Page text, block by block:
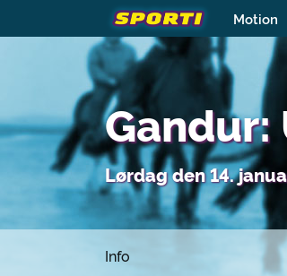
Motion
Lørdag den 14.
Info